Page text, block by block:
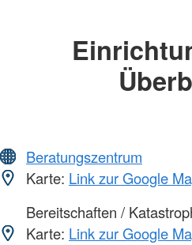
Beratungszentrum
Karte: Link zur Google
Bereitschaften /
Karte: Link zur Google